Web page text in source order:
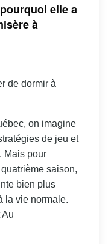
elle a
à
de dormir à
on imagine
de jeu et
Mais pour
saison,
bien plus
la vie normale.